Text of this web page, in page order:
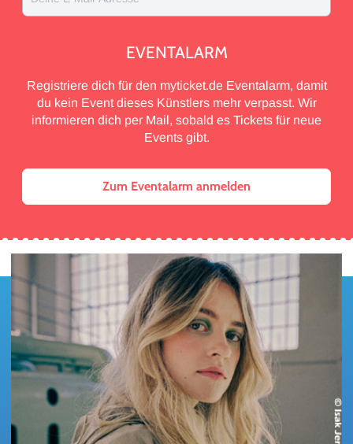
EVENTALARM
Registriere dich für den myticket.de Eventalarm, damit
du kein Event dieses Künstlers mehr verpasst. Wir
informieren dich per Mail, sobald es Tickets für neue
Events gibt.
Zum Eventalarm anmelden